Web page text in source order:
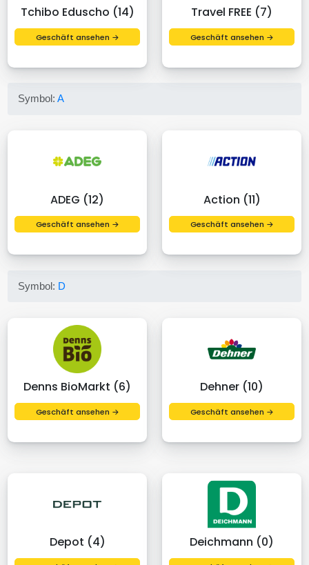
Tchibo Eduscho (14)
Geschäft ansehen →
Travel FREE (7)
Geschäft ansehen →
Symbol:A
ADEG (12)
Geschäft ansehen →
Action (11)
Geschäft ansehen →
Symbol: D
Denns BioMarkt (6)
Geschäft ansehen →
Dehner (10)
Geschäft ansehen →
Depot (4) Deichmann (0)